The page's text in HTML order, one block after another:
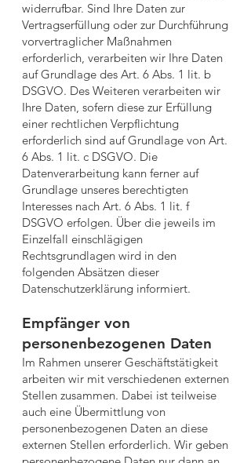
widerrufbar. Sind Ihre Daten zur
Vertragserfüllung oder zur Durchführung
vorvertraglicher Maßnahmen
erforderlich, verarbeiten wir Ihre Daten
auf Grundlage des Art. 6 Abs. 1 lit. b
DSGVO. Des Weiteren verarbeiten wir
Ihre Daten, sofern diese zur Erfüllung
einer rechtlichen Verpflichtung
erforderlich sind auf Grundlage von Art.
6 Abs. 1 lit. c DSGVO. Die
Datenverarbeitung kann ferner auf
Grundlage unseres berechtigten
Interesses nach Art. 6 Abs. 1 lit. f
DSGVO erfolgen. Über die jeweils im
Einzelfall einschlägigen
Rechtsgrundlagen wird in den
folgenden Absätzen dieser
Datenschutzerklärung informiert.
Empfänger von
personenbezogenen Daten
Im Rahmen unserer Geschäftstätigkeit
arbeiten wir mit verschiedenen externen
Stellen zusammen. Dabei ist teilweise
auch eine Übermittlung von
personenbezogenen Daten an diese
externen Stellen erforderlich. Wir geben